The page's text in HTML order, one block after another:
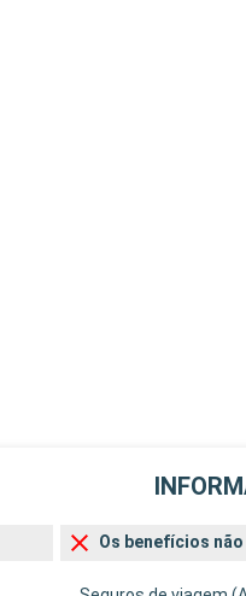
Os benefícios